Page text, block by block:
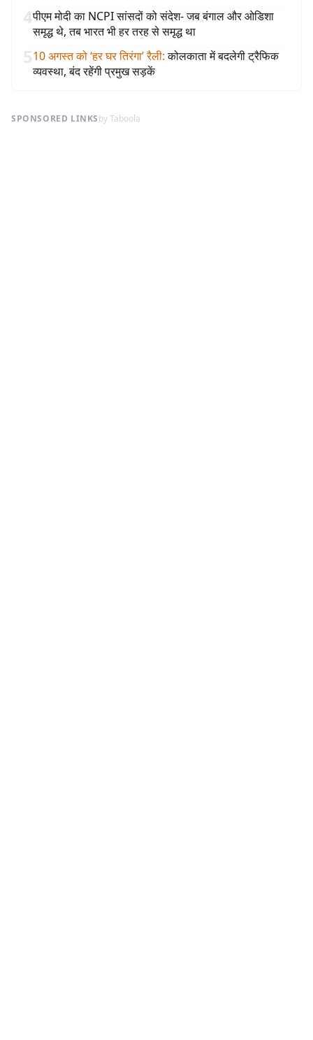
4पीएम मोदी का NCPI सांसदों को संदेश- जब बंगाल और ओडिशा
समृद्ध थे, तब भारत भी हर तरह से समृद्ध था
510 अगस्त को ‘हर घर तिरंगा’ रैली: कोलकाता में बदलेगी ट्रैफिक
व्यवस्था, बंद रहेंगी प्रमुख सड़कें
SPONSORED LINKSby Taboola